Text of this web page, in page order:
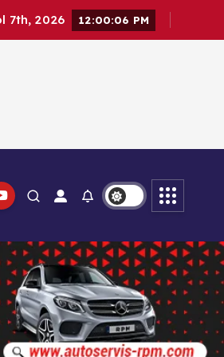
7th, 2026 12:00:07 PM